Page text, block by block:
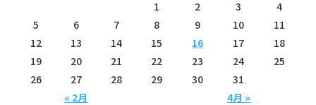
« 2月 4月 »
1 2 3
4
5
6 7 8 9 10
11
12
13 14 15 16 17
18
19
20 21 22 23 24
25
26
27 28 29 30 31